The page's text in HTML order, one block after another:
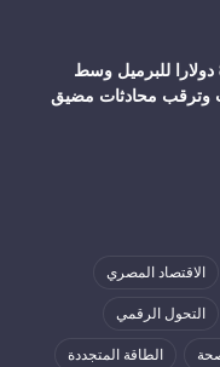
أسعار النفط تتجاوز 80 دولارا للبرميل وسط
وترقب محادثات مضيق
الاقتصاد المصري
التحول الرقمي
الطاقة المتجددة